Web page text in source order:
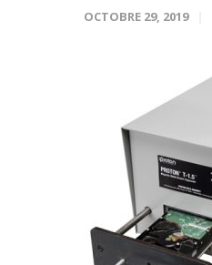
OCTOBRE 29, 2019